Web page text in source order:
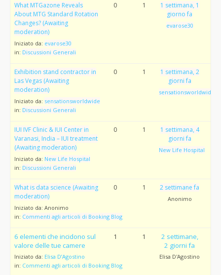
What MTGazone Reveals
About MTG Standard Rotation
Changes? (Awaiting
moderation)
Iniziato da: evarose30
in: Discussioni Generali
0 1
1 settimana, 1
giorno fa
evarose30
Exhibition stand contractor in
Las Vegas (Awaiting
moderation)
Iniziato da: sensationsworldwide
in: Discussioni Generali
0 1
1 settimana, 2
giorni fa
sensationsworldwide
IUI IVF Clinic & IUI Center in
Varanasi, India – IUI treatment
(Awaiting moderation)
Iniziato da: New Life Hospital
in: Discussioni Generali
0 1
1 settimana, 4
giorni fa
New Life Hospital
What is data science (Awaiting
moderation)
Iniziato da: Anonimo
in: Commenti agli articoli di Booking Blog
0 1 2 settimane fa
Anonimo
6 elementi che incidono sul
valore delle tue camere
Iniziato da: Elisa D’Agostino
in: Commenti agli articoli di Booking Blog
1 1
2 settimane,
2 giorni fa
Elisa D'Agostino